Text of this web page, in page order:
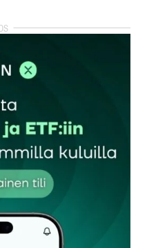
kirjautua
Pakolliset